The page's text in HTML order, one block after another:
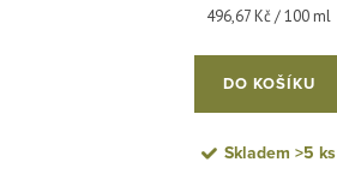
Měrná cena:
496,67 Kč / 100 ml
DO KOŠÍKU
Skladem >5 ks